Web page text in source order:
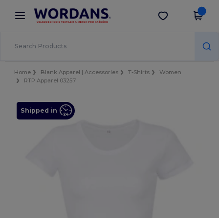
× Aplikace Wordans
Lepší ceny v aplikaci!
Stáhnout app
Home Blank Apparel | Accessories T-Shirts
Women
RTP Apparel 03257
Shipped in